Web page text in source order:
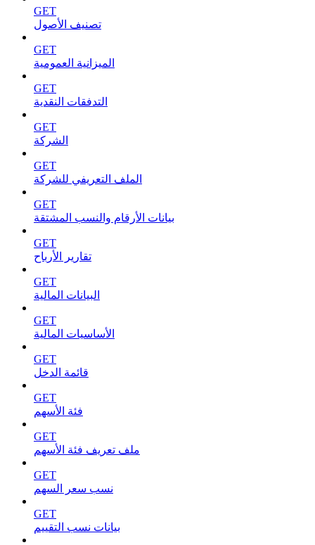
GET
تصنيف الأصول
GET
الميزانية العمومية
GET
التدفقات النقدية
GET
الشركة
GET
الملف التعريفي للشركة
GET
بيانات الأرقام والنسب المشتقة
GET
تقارير الأرباح
GET
البيانات المالية
GET
الأساسيات المالية
GET
قائمة الدخل
GET
فئة الأسهم
GET
ملف تعريف فئة الأسهم
GET
نسب سعر السهم
GET
بيانات نسب التقييم